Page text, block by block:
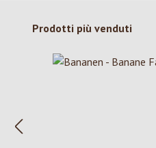
Salta la galleria dei prodotti
Prodotti più venduti